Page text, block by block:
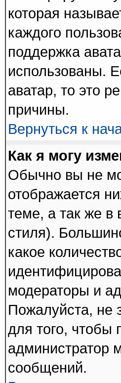
которая
каждого
поддержка
использованы.
аватар, то это
причины.
Вернуться к
Как я могу
Обычно вы не
отображается
теме, а так же в
стиля).
какое
модераторы и
Пожалуйста, не
для того, чтобы
администратор
сообщений.